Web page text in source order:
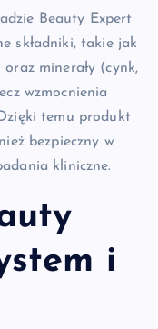
Beauty Expert
składniki, takie jak
minerały (cynk,
wzmocnienia
temu produkt
bezpieczny w
kliniczne.
i